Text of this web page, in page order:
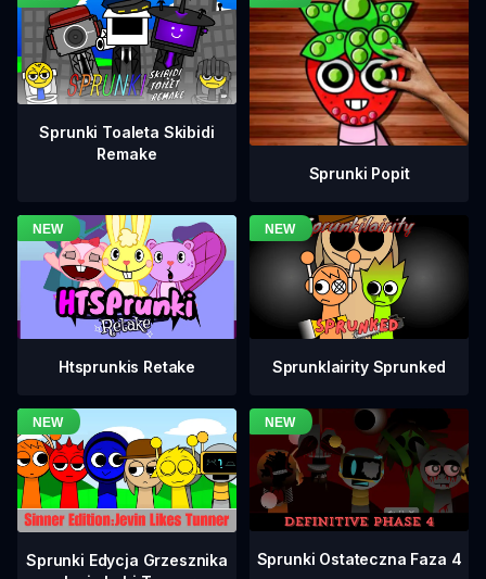
Sprunki Toaleta Skibidi
Remake
Sprunki Popit
Htsprunkis Retake Sprunklairity Sprunked
Sprunki Edycja Grzesznika
Sprunki Ostateczna Faza 4